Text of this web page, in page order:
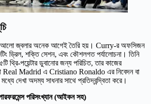
আলো জ্বলার অনেক আগেই তৈরি হয়। Curry-র অফসিজন
ড্রিল, শক্তি সেশন, এবং কৌশলগত পর্যালোচনা। তিনি
থ্রি-পয়েন্টার ডুবানোর জন্য পরিচিত, তার কাজের
Real Madrid এ Cristiano Ronaldo এর নিবেদন বা
দেখা অদম্য সাধনার সাথে প্রতিদ্বন্দ্বিতা করে।
পরিসংখ্যান (আইকন সহ)